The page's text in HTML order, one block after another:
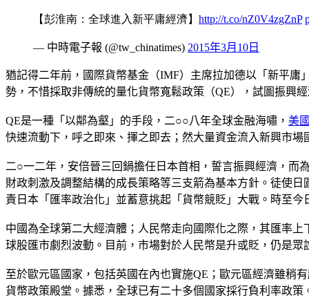
【彭淮南：全球進入新平庸經濟】 http://t.co/nZ0V4zgZnP
— 中時電子報 (@tw_chinatimes) 2015年3月10日
猶記得二年前，國際貨幣基金（IMF）主席拉加德以「新平
勢，不惜採取非傳統的量化貨幣寬鬆政策（QE），試圖振興
QE是一種「以鄰為壑」的手段，二○○八年全球金融海嘯， 美
快速流動下，呼之即來、揮之即去；然大量資金流入新興市
二○一二年，安倍晉三回鍋擔任日本首相，誓言振興經濟，而
財政刺激及調整結構的成長策略等三支箭為基本方針。徒使
責日本「匯率政治化」並蓄意挑起「貨幣競貶」大戰。時至
中國為全球第二大經濟體；人民幣走向國際化之際，其匯率
球股匯市劇烈波動。目前，市場對於人民幣是升或貶，仍是眾
至於歐元區國家，包括英國在內也實施QE；歐元區經濟雖稍
貨幣政策殿堂。據悉，全球已有二十多個國家採行負利率政